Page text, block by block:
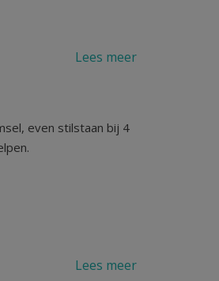
Lees meer
even stilstaan bij 4
Lees meer